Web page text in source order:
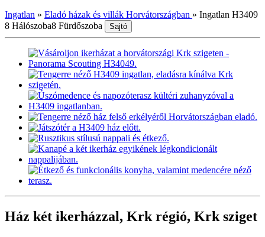
Ingatlan » Eladó házak és villák Horvátországban » Ingatlan H3409
8 Hálószoba8 Fürdőszoba Sajtó
Ház két ikerházzal, Krk régió, Krk sziget